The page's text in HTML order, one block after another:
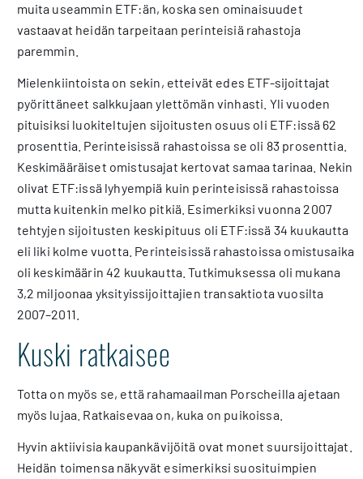
muita useammin ETF:än, koska sen ominaisuudet
vastaavat heidän tarpeitaan perinteisiä rahastoja
paremmin.
Mielenkiintoista on sekin, etteivät edes ETF-sijoittajat
pyörittäneet salkkujaan ylettömän vinhasti. Yli vuoden
pituisiksi luokiteltujen sijoitusten osuus oli ETF:issä 62
prosenttia. Perinteisissä rahastoissa se oli 83 prosenttia.
Keskimääräiset omistusajat kertovat samaa tarinaa. Nekin
olivat ETF:issä lyhyempiä kuin perinteisissä rahastoissa
mutta kuitenkin melko pitkiä. Esimerkiksi vuonna 2007
tehtyjen sijoitusten keskipituus oli ETF:issä 34 kuukautta
eli liki kolme vuotta. Perinteisissä rahastoissa omistusaika
oli keskimäärin 42 kuukautta. Tutkimuksessa oli mukana
3,2 miljoonaa yksityissijoittajien transaktiota vuosilta
2007–2011.
Kuski ratkaisee
Totta on myös se, että rahamaailman Porscheilla ajetaan
myös lujaa. Ratkaisevaa on, kuka on puikoissa.
Hyvin aktiivisia kaupankävijöitä ovat monet suursijoittajat.
Heidän toimensa näkyvät esimerkiksi suosituimpien